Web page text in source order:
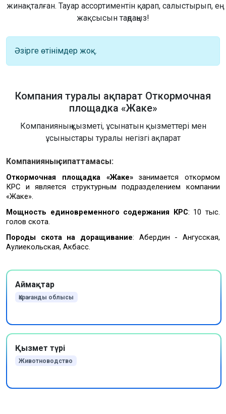
жинақталған. Тауар ассортиментін қарап, салыстырып, ең
жақсысын таңдаңыз!
Әзірге өтінімдер жоқ.
Компания туралы ақпарат Откормочная
площадка «Жаке»
Компанияның қызметі, ұсынатын қызметтері мен
ұсыныстары туралы негізгі ақпарат
Компанияның сипаттамасы:
Откормочная площадка «Жаке»занимается откормом
КРС и является структурным подразделением компании
«Жаке».
Мощность единовременного содержания КРС: 10 тыс.
голов скота.
Породы скота на доращивание: Абердин - Ангусская,
Аулиекольская, Акбасс.
Аймақтар
Қарағанды облысы
Қызмет түрі
Животноводство